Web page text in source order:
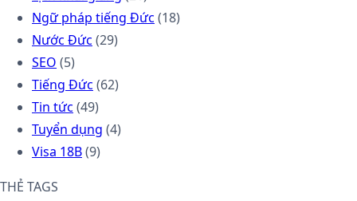
Ngữ pháp tiếng Đức (18)
Nước Đức (29)
SEO (5)
Tiếng Đức (62)
Tin tức (49)
Tuyển dụng (4)
Visa 18B(9)
THẺ TAGS